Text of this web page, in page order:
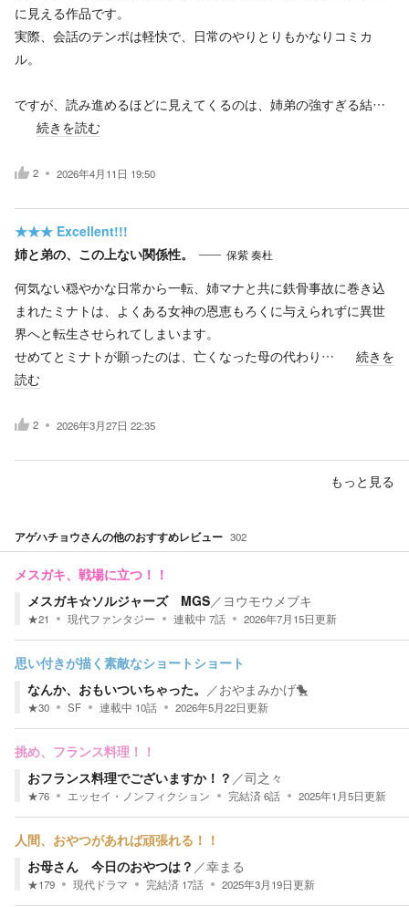
に見える作品です。
実際、会話のテンポは軽快で、日常のやりとりもかなりコミカ
ル。
ですが、読み進めるほどに見えてくるのは、姉弟の強すぎる結…
続きを読む
2 2026年4月11日 19:50
★★★ Excellent!!!
姉と弟の、この上ない関係性。
保紫 奏杜
何気ない穏やかな日常から一転、姉マナと共に鉄骨事故に巻き込
まれたミナトは、よくある女神の恩恵もろくに与えられずに異世
界へと転生させられてしまいます。
せめてとミナトが願ったのは、亡くなった母の代わり…
続きを
読む
2 2026年3月27日 22:35
もっと見る
アゲハチョウさんの他のおすすめレビュー 302
メスガキ、戦場に立つ！！
メスガキ☆ソルジャーズ MGS／ ヨウモウメブキ
★21 現代ファンタジー 連載中 7話 2026年7月15日更新
思い付きが描く素敵なショートショート
なんか、おもいついちゃった。 ／おやまみかげ🐤
★30 SF 連載中 10話 2026年5月22日更新
挑め、フランス料理！！
おフランス料理でございますか！？ ／司之々
★76 エッセイ・ノンフィクション 完結済6話 2025年1月5日更新
人間、おやつがあれば頑張れる！！
お母さん 今日のおやつは？ ／幸まる
★179 現代ドラマ 完結済 17話 2025年3月19日更新